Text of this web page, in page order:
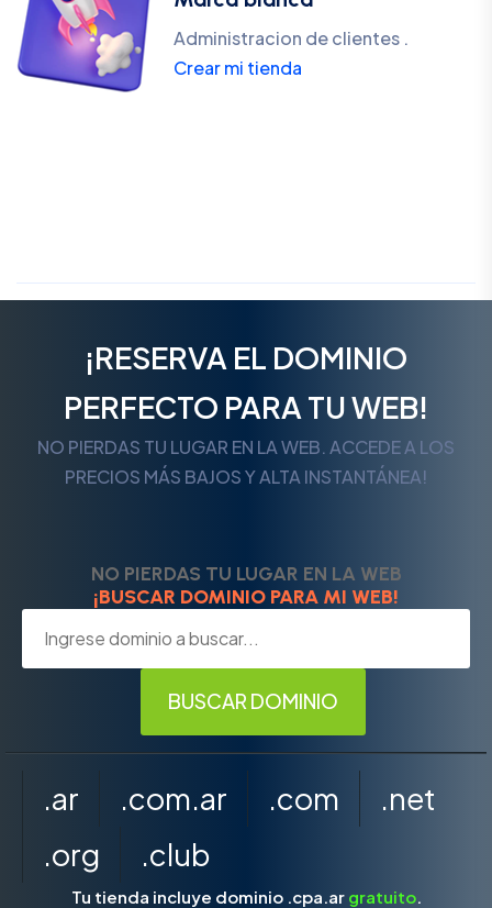
Administracion de clientes .
Crear mi tienda
¡RESERVA EL DOMINIO
PERFECTO PARA TU WEB!
NO PIERDAS TU LUGAR EN LA WEB. ACCEDE A LOS
PRECIOS MÁS BAJOS Y ALTA INSTANTÁNEA!
NO PIERDAS TU LUGAR EN LA WEB
¡BUSCAR DOMINIO PARA MI WEB!
.ar .com.ar .com
.net
.org
.club
Tu tienda incluye dominio .cpa.ar gratuito.